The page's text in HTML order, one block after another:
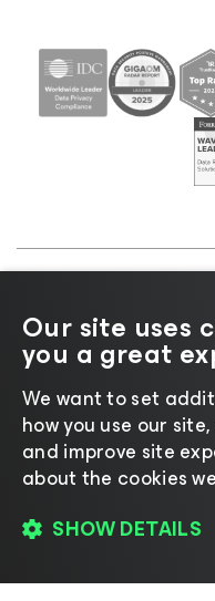
Aviso de cookies|
Recursos
Our site uses
you a great
We want to set
how you use our
and improve site
about the cookies
SHOW DETAILS